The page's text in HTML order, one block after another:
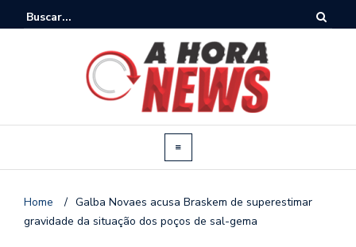
Home / Galba Novaes acusa Braskem de superestimar
gravidade da situação dos poços de sal-gema